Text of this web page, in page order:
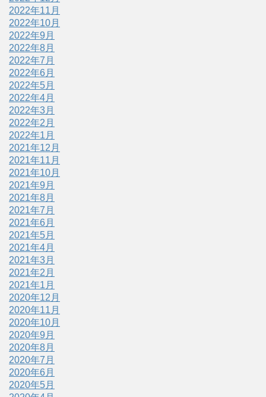
2022年11月
2022年10月
2022年9月
2022年8月
2022年7月
2022年6月
2022年5月
2022年4月
2022年3月
2022年2月
2022年1月
2021年12月
2021年11月
2021年10月
2021年9月
2021年8月
2021年7月
2021年6月
2021年5月
2021年4月
2021年3月
2021年2月
2021年1月
2020年12月
2020年11月
2020年10月
2020年9月
2020年8月
2020年7月
2020年6月
2020年5月